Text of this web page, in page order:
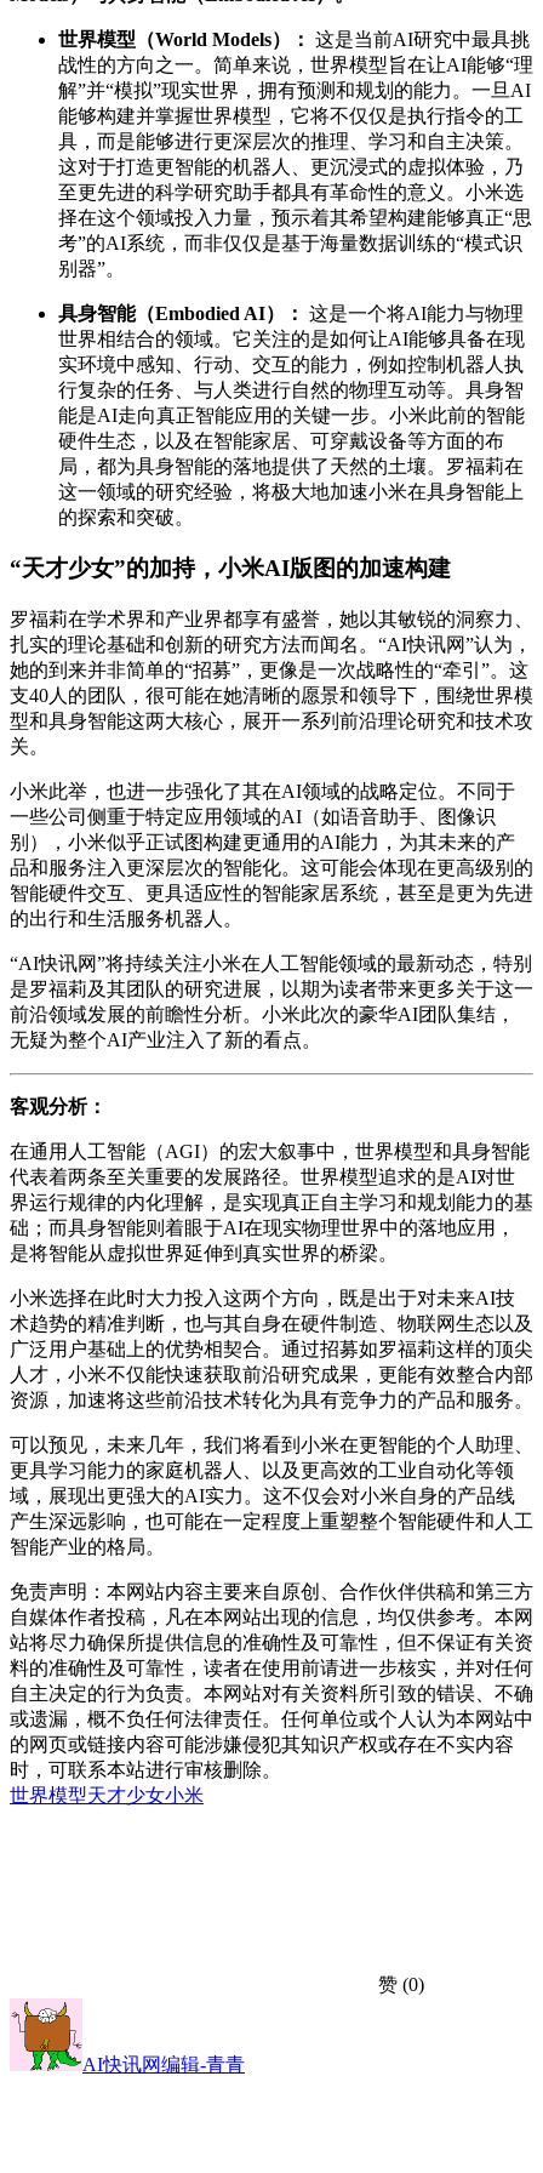
世界模型（World Models）： 这是当前AI研究中最具挑
战性的方向之一。简单来说，世界模型旨在让AI能够“理
解”并“模拟”现实世界，拥有预测和规划的能力。一旦AI
能够构建并掌握世界模型，它将不仅仅是执行指令的工
具，而是能够进行更深层次的推理、学习和自主决策。
这对于打造更智能的机器人、更沉浸式的虚拟体验，乃
至更先进的科学研究助手都具有革命性的意义。小米选
择在这个领域投入力量，预示着其希望构建能够真正“思
考”的AI系统，而非仅仅是基于海量数据训练的“模式识
别器”。
具身智能（Embodied AI）： 这是一个将AI能力与物理
世界相结合的领域。它关注的是如何让AI能够具备在现
实环境中感知、行动、交互的能力，例如控制机器人执
行复杂的任务、与人类进行自然的物理互动等。具身智
能是AI走向真正智能应用的关键一步。小米此前的智能
硬件生态，以及在智能家居、可穿戴设备等方面的布
局，都为具身智能的落地提供了天然的土壤。罗福莉在
这一领域的研究经验，将极大地加速小米在具身智能上
的探索和突破。
“天才少女”的加持，小米AI版图的加速构建
罗福莉在学术界和产业界都享有盛誉，她以其敏锐的洞察力、
扎实的理论基础和创新的研究方法而闻名。“AI快讯网”认为，
她的到来并非简单的“招募”，更像是一次战略性的“牵引”。这
支40人的团队，很可能在她清晰的愿景和领导下，围绕世界模
型和具身智能这两大核心，展开一系列前沿理论研究和技术攻
关。
小米此举，也进一步强化了其在AI领域的战略定位。不同于
一些公司侧重于特定应用领域的AI（如语音助手、图像识
别），小米似乎正试图构建更通用的AI能力，为其未来的产
品和服务注入更深层次的智能化。这可能会体现在更高级别的
智能硬件交互、更具适应性的智能家居系统，甚至是更为先进
的出行和生活服务机器人。
“AI快讯网”将持续关注小米在人工智能领域的最新动态，特别
是罗福莉及其团队的研究进展，以期为读者带来更多关于这一
前沿领域发展的前瞻性分析。小米此次的豪华AI团队集结，
无疑为整个AI产业注入了新的看点。
客观分析：
在通用人工智能（AGI）的宏大叙事中，世界模型和具身智能
代表着两条至关重要的发展路径。世界模型追求的是AI对世
界运行规律的内化理解，是实现真正自主学习和规划能力的基
础；而具身智能则着眼于AI在现实物理世界中的落地应用，
是将智能从虚拟世界延伸到真实世界的桥梁。
小米选择在此时大力投入这两个方向，既是出于对未来AI技
术趋势的精准判断，也与其自身在硬件制造、物联网生态以及
广泛用户基础上的优势相契合。通过招募如罗福莉这样的顶尖
人才，小米不仅能快速获取前沿研究成果，更能有效整合内部
资源，加速将这些前沿技术转化为具有竞争力的产品和服务。
可以预见，未来几年，我们将看到小米在更智能的个人助理、
更具学习能力的家庭机器人、以及更高效的工业自动化等领
域，展现出更强大的AI实力。这不仅会对小米自身的产品线
产生深远影响，也可能在一定程度上重塑整个智能硬件和人工
智能产业的格局。
免责声明：本网站内容主要来自原创、合作伙伴供稿和第三方
自媒体作者投稿，凡在本网站出现的信息，均仅供参考。本网
站将尽力确保所提供信息的准确性及可靠性，但不保证有关资
料的准确性及可靠性，读者在使用前请进一步核实，并对任何
自主决定的行为负责。本网站对有关资料所引致的错误、不确
或遗漏，概不负任何法律责任。任何单位或个人认为本网站中
的网页或链接内容可能涉嫌侵犯其知识产权或存在不实内容
时，可联系本站进行审核删除。
世界模型天才少女小米
赞 (0)
AI快讯网编辑-青青